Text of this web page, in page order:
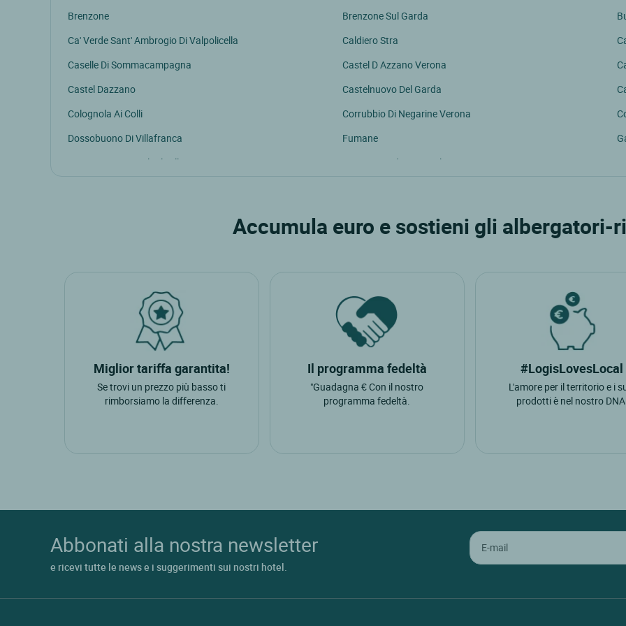
Brenzone
Brenzone Sul Garda
Ca' Verde Sant' Ambrogio Di Valpolicella
Caldiero Stra
Caselle Di Sommacampagna
Castel D Azzano Verona
Castel Dazzano
Castelnuovo Del Garda
Colognola Ai Colli
Corrubbio Di Negarine Verona
Dossobuono Di Villafranca
Fumane
Gargagnago Di Valpolicella
Lago Di Garda Torri Del Benaco
Pescantina
Soave, Verona
Stallavena Di Grezzana
Villafranca
Villafranca Di Verona
Accumula euro e sostieni gli albergatori-
Miglior tariffa garantita!
Se trovi un prezzo più basso ti
rimborsiamo la differenza.
Il programma fedeltà
"Guadagna € Con il nostro
programma fedeltà.
#LogisLovesLocal
L'amore per il territorio e i
prodotti è nel nostro DNA.
Abbonati alla nostra newsletter
e ricevi tutte le news e i suggerimenti sui nostri hotel.